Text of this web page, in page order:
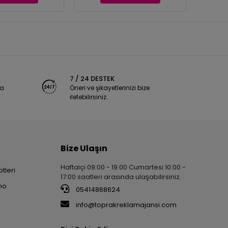
7 / 24 DESTEK
Öneri ve şikayetlerinizi bize
iletebilirsiniz.
Bize Ulaşın
Haftaiçi 09:00 - 19:00 Cumartesi 10:00 -
17:00 saatleri arasında ulaşabilirsiniz.
05414868624
info@toprakreklamajansi.com